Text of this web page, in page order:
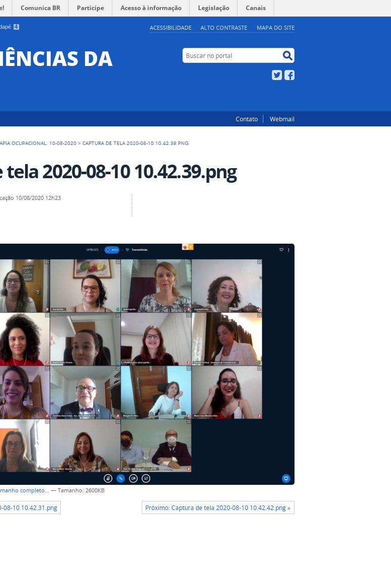
4 ACESSIBILIDADE ALTO CONTRASTE MAPA DO SITE
Comunica BR Participe Acesso à informação Legislação Canais
DA Buscar no portal
Twitter
Contato Webmail
OCUPACIONAL. 10-08-2020 >CAPTURA DE TELA 2020-08-10 10.42.39.PNG
2020-08-10 10.42.39.png
10/08/2020 12h23
completo… —Tamanho: 2600KB
08-10 10.42.31.png Próximo: Captura de tela 2020-08-10 10.42.42.png »